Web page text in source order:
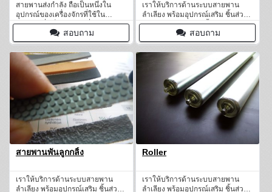
สายพานส่งกำลัง ถือเป็นหนึ่งใน
อุปกรณ์ของเครื่องจักรที่ใช้ใน
โรงงาน ซึ่งเป็นอุปกรณ์ที่ใช้ส่งกำลัง
จากจุดหนึ่งไปยังอีกจุดหนึ่ง
สอบถาม
เราให้บริการด้านระบบสายพาน
ลำเลียง พร้อมอุปกรณ์เสริม ชิ้นส่วน
และอะไหล่ต่าง ๆ อีกทั้งยังมีช่าง
เทคนิคคอยให้บริการหลังการขาย
ครบวงจร
สอบถาม
สายพานพันลูกกลิ้ง
เราให้บริการด้านระบบสายพาน
ลำเลียง พร้อมอุปกรณ์เสริม ชิ้นส่วน
Roller
เราให้บริการด้านระบบสายพาน
ลำเลียง พร้อมอุปกรณ์เสริม ชิ้นส่วน